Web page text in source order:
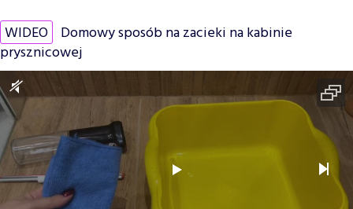
WIDEO Domowy sposób na zacieki na kabinie
prysznicowej